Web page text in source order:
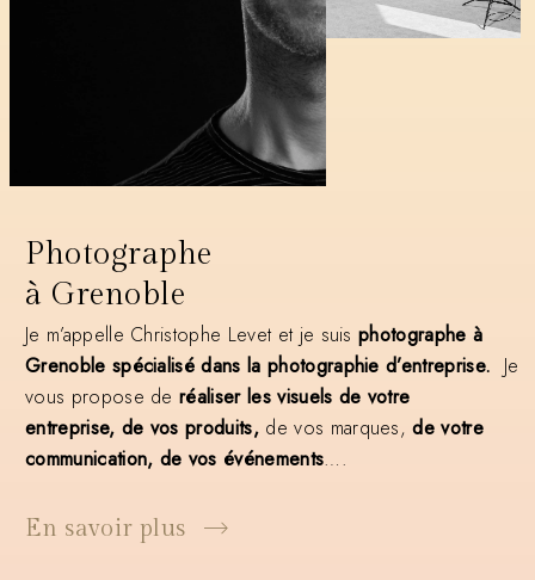
Photographe
à Grenoble
Je m’appelle Christophe Levet et je suisphotographe à
Grenoble spécialisé dans la photographie d’entreprise. Je
vous propose deréaliser les visuels de votre
entreprise, de vos produits, de vos marques,de votre
communication, de vos événements….
En savoir plus